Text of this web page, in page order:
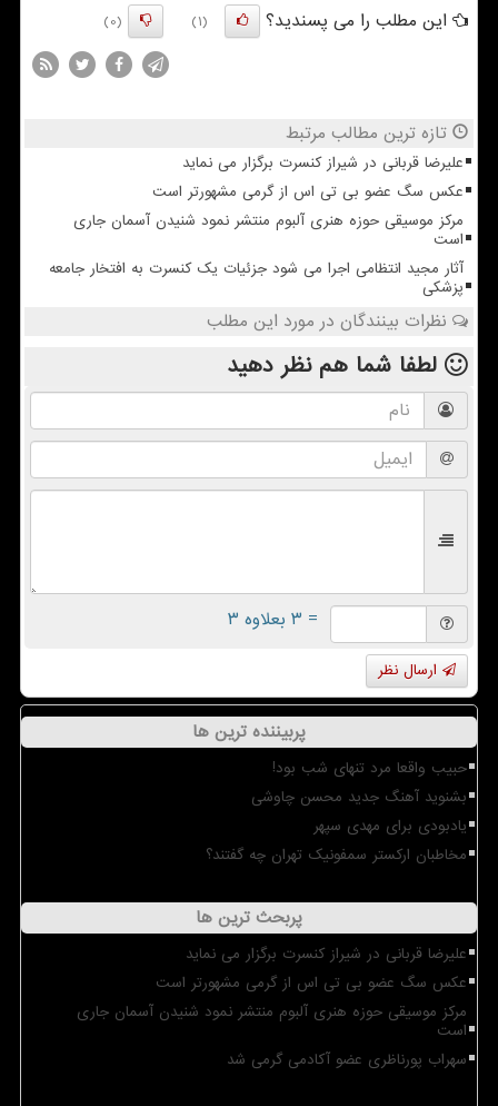
این مطلب را می پسندید؟
(1)
(0)
تازه ترین مطالب مرتبط
علیرضا قربانی در شیراز کنسرت برگزار می نماید
عکس سگ عضو بی تی اس از گرمی مشهورتر است
مرکز موسیقی حوزه هنری آلبوم منتشر نمود شنیدن آسمان جاری
است
آثار مجید انتظامی اجرا می شود جزئیات یک کنسرت به افتخار جامعه
پزشکی
نظرات بینندگان در مورد این مطلب
لطفا شما همنظر دهید
= ۳ بعلاوه ۳
ارسال نظر
پربیننده ترین ها
حبیب واقعا مرد تنهای شب بود!
بشنوید آهنگ جدید محسن چاوشی
یادبودی برای مهدی سپهر
مخاطبان ارکستر سمفونیک تهران چه گفتند؟
پربحث ترین ها
علیرضا قربانی در شیراز کنسرت برگزار می نماید
عکس سگ عضو بی تی اس از گرمی مشهورتر است
مرکز موسیقی حوزه هنری آلبوم منتشر نمود شنیدن آسمان جاری
است
سهراب پورناظری عضو آکادمی گرمی شد